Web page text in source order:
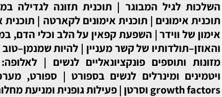
|תוכנית תזונה לגדילה במסה השרירית|בניית
אימונים לקארטה|תוכנית אימונים לגודו |תוכנית
קפאין על הלב וכלי הדם, במנוחה ובמאמץ|תזונה
מעניין|להיות שמנמן–טוב או רע?|לנשים בלבד:
לנשים |לאלופה: דגשים מיוחדים על
בספורט|
ספורט, מערכת ה – insulin-like
|פעילות גופנית ומניעת מחלות לב וכלי דם